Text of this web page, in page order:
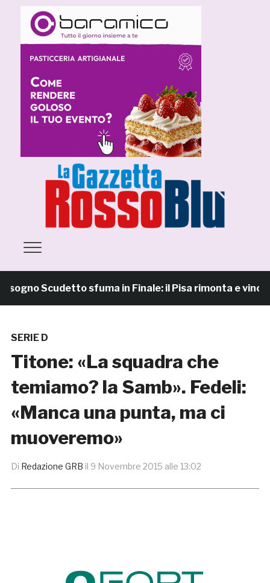
Scudetto sfuma in Finale: il Pisa rimonta e vince 7-4
SERIE D
Titone: «La squadra che
temiamo? la Samb». Fedeli:
«Manca una punta, ma ci
muoveremo»
Di Redazione GRB il 9 Novembre 2015 alle 13:02